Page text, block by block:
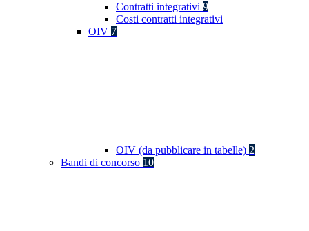
Contratti integrativi 9
Costi contratti integrativi
OIV 7
OIV (da pubblicare in tabelle) 2
Bandi di concorso 10